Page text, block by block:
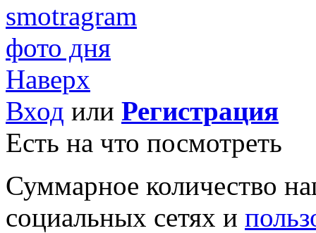
smotragram
фото дня
Наверх
Вход или Регистрация
Есть на что посмотреть
Суммарное количество
социальных сетях и